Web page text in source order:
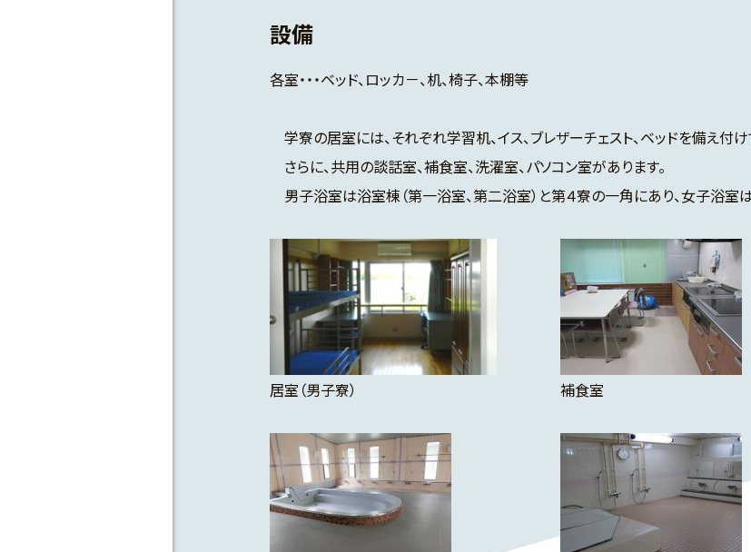
設備
各室・・・ベッド、ロッカ－、机、椅子、本棚等
学寮の居室には、それぞれ学習机、イス、ブレザーチェスト、ベッドを備え付け
さらに、共用の談話室、補食室、洗濯室、パソコン室があります。
男子浴室は浴室棟（第一浴室、第二浴室）と第４寮の一角にあり、女子浴室
居室（男子寮） 補食室